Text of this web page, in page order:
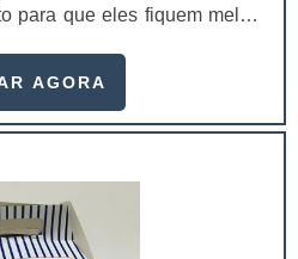
para que eles fiquem melhor
como “cartelas”, as
nos clientes.Como
e com um apelo vis.
AGORA